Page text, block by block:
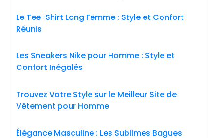
Le Tee-Shirt Long Femme : Style et Confort
Réunis
Les Sneakers Nike pour Homme : Style et
Confort Inégalés
Trouvez Votre Style sur le Meilleur Site de
Vêtement pour Homme
Élégance Masculine : Les Sublimes Bagues